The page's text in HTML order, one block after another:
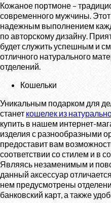
Кожаное портмоне –
современного мужчины. Этот
надежным выполнением
по авторскому дизайну.
будет служить успешным и
отличного натурального
отделений.
Кошельки
Уникальным подарком для
станет кошелек из
купить в нашем интернет-
изделия с разнообразными
предоставит вам
соответствии со стилем и в
Являясь незаменимым и
данный аксессуар
нем предусмотрены
банковский карт, а также